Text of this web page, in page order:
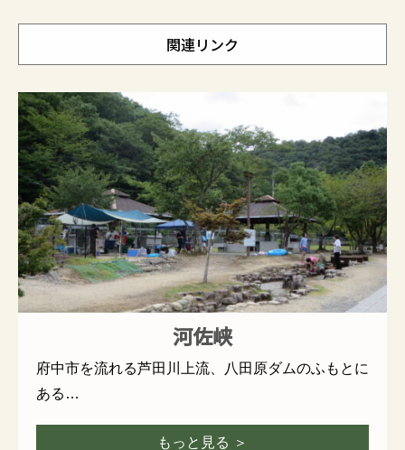
関連リンク
河佐峡
府中市を流れる芦田川上流、八田原ダムのふもとに
ある…
もっと見る ＞